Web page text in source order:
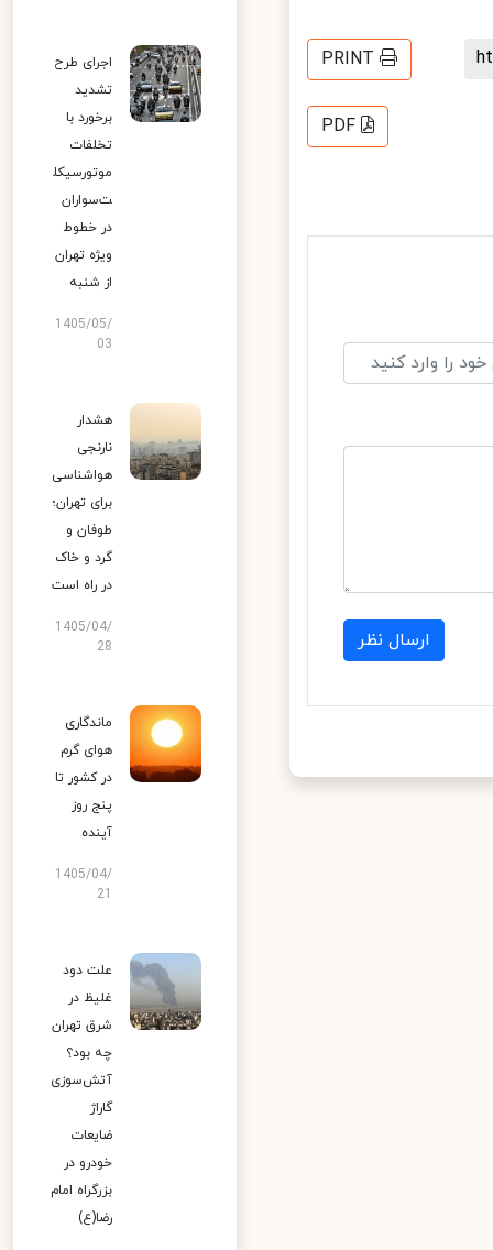
PRINT
PDF
ارسال نظر
اجرای طرح
تشدید
برخورد با
تخلفات
موتورسیکل
ت‌سواران
در خطوط
ویژه تهران
از شنبه
1405/05/
03
هشدار
نارنجی
هواشناسی
برای تهران؛
طوفان و
گرد و خاک
در راه است
1405/04/
28
ماندگاری
هوای گرم
در کشور تا
پنج روز
آینده
1405/04/
علت دود
غلیظ در
شرق تهران
چه بود؟
آتش‌سوزی
گاراژ
ضایعات
خودرو در
بزرگراه امام
رضا(ع)